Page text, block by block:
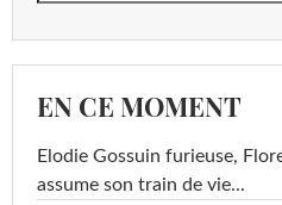
EN CE MOMENT
Elodie Gossuin furieuse,
assume son train de vie...